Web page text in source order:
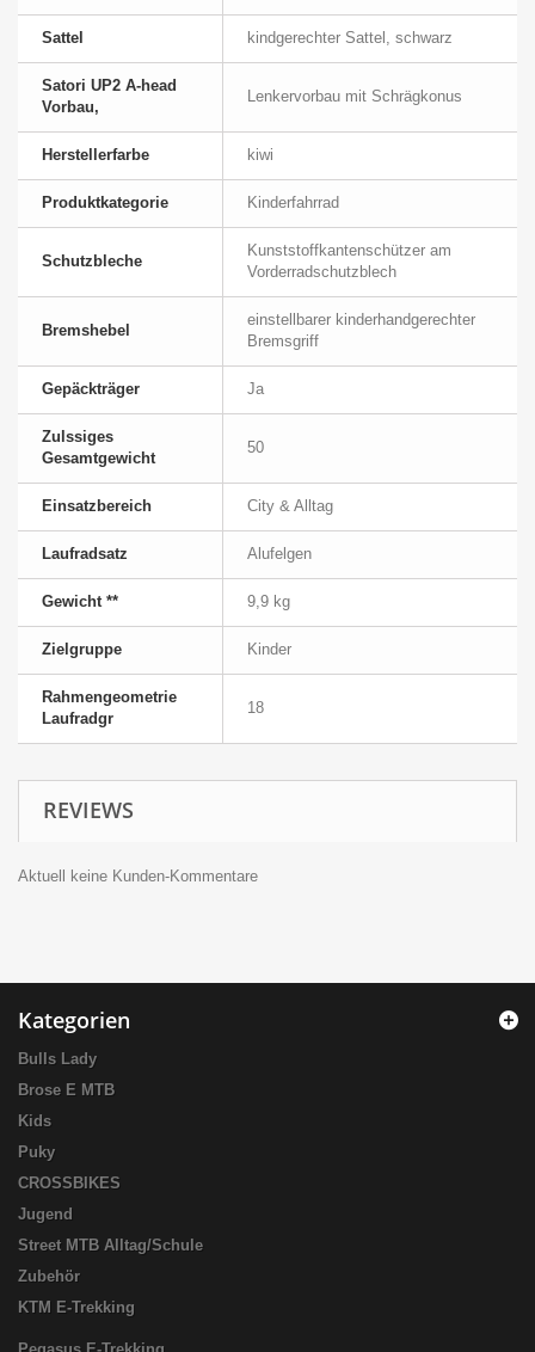
Sattel kindgerechter Sattel, schwarz
Satori UP2 A-head
Vorbau,
Lenkervorbau mit Schrägkonus
Herstellerfarbe kiwi
Produktkategorie Kinderfahrrad
Schutzbleche
Kunststoffkantenschützer am
Vorderradschutzblech
Bremshebel
einstellbarer kinderhandgerechter
Bremsgriff
Gepäckträger Ja
Zulssiges
Gesamtgewicht
50
Einsatzbereich City & Alltag
Laufradsatz Alufelgen
Gewicht ** 9,9 kg
Zielgruppe Kinder
Rahmengeometrie
Laufradgr
18
REVIEWS
Aktuell keine Kunden-Kommentare
Kategorien
Bulls Lady
Brose E MTB
Kids
Puky
CROSSBIKES
Jugend
Street MTB Alltag/Schule
Zubehör
KTM E-Trekking
Pegasus E-Trekking